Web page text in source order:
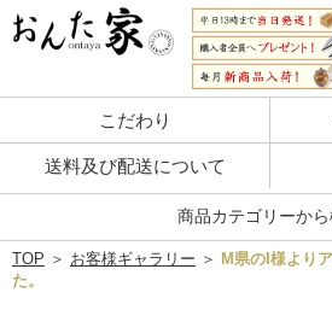
こだわり
送料及び配送について
TOP ＞ お客様ギャラリー ＞ M県のI様より
た。
商品カテゴリーか